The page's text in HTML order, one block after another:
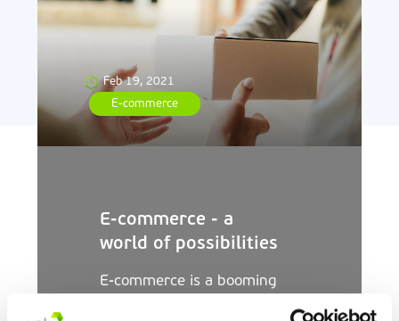
Feb 19, 2021
E-commerce
E-commerce - a
world of possibilities
E-commerce is a booming